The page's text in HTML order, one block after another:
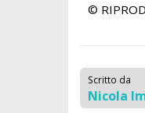
©
Scritto da
Nicola